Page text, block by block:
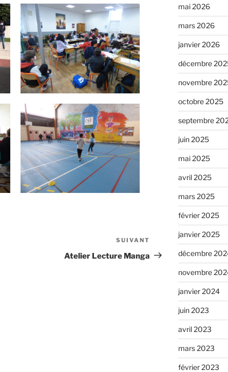
SUIVANT
Atelier Lecture Manga
mai 2026
mars 2026
janvier 2026
décembre
novembre
octobre 2025
septembre
juin 2025
mai 2025
avril 2025
mars 2025
février 2025
janvier 2025
décembre
novembre
janvier 2024
juin 2023
avril 2023
mars 2023
février 2023